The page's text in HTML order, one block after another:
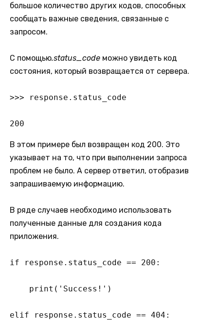
большое количество других кодов, способных
сообщать важные сведения, связанные с
запросом.
С помощью.status_code можно увидеть код
состояния, который возвращается от сервера.
>>> response.status_code
200
В этом примере был возвращен код 200. Это
указывает на то, что при выполнении запроса
проблем не было. А сервер ответил, отобразив
запрашиваемую информацию.
В ряде случаев необходимо использовать
полученные данные для создания кода
приложения.
if response.status_code == 200:
print('Success!')
elif response.status_code == 404: